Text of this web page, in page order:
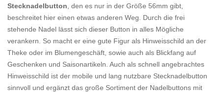
Stecknadelbutton , den es nur in der Größe 56mm gibt,
beschreitet hier einen etwas anderen Weg. Durch die frei
stehende Nadel lässt sich dieser Button in alles Mögliche
verankern. So macht er eine gute Figur als Hinweisschild an der
Theke oder im Blumengeschäft, sowie auch als Blickfang auf
Geschenken und Saisonartikeln. Auch als schnell angebrachtes
Hinweisschild ist der mobile und lang nutzbare Stecknadelbutton
sinnvoll und ergänzt das große Sortiment der Nadelbuttons mit